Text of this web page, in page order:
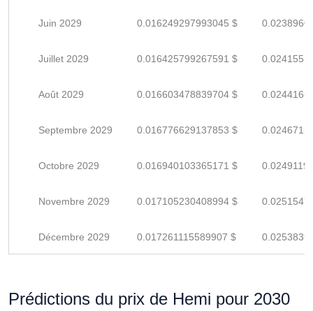
Juin 2029 0.016249297993045 $
Juillet 2029 0.016425799267591 $
Août 2029 0.016603478839704 $
Septembre 2029 0.016776629137853 $
Octobre 2029 0.016940103365171 $
Novembre 2029 0.017105230408994 $
Décembre 2029 0.017261115589907 $
Prédictions du prix de Hemi pour 2030